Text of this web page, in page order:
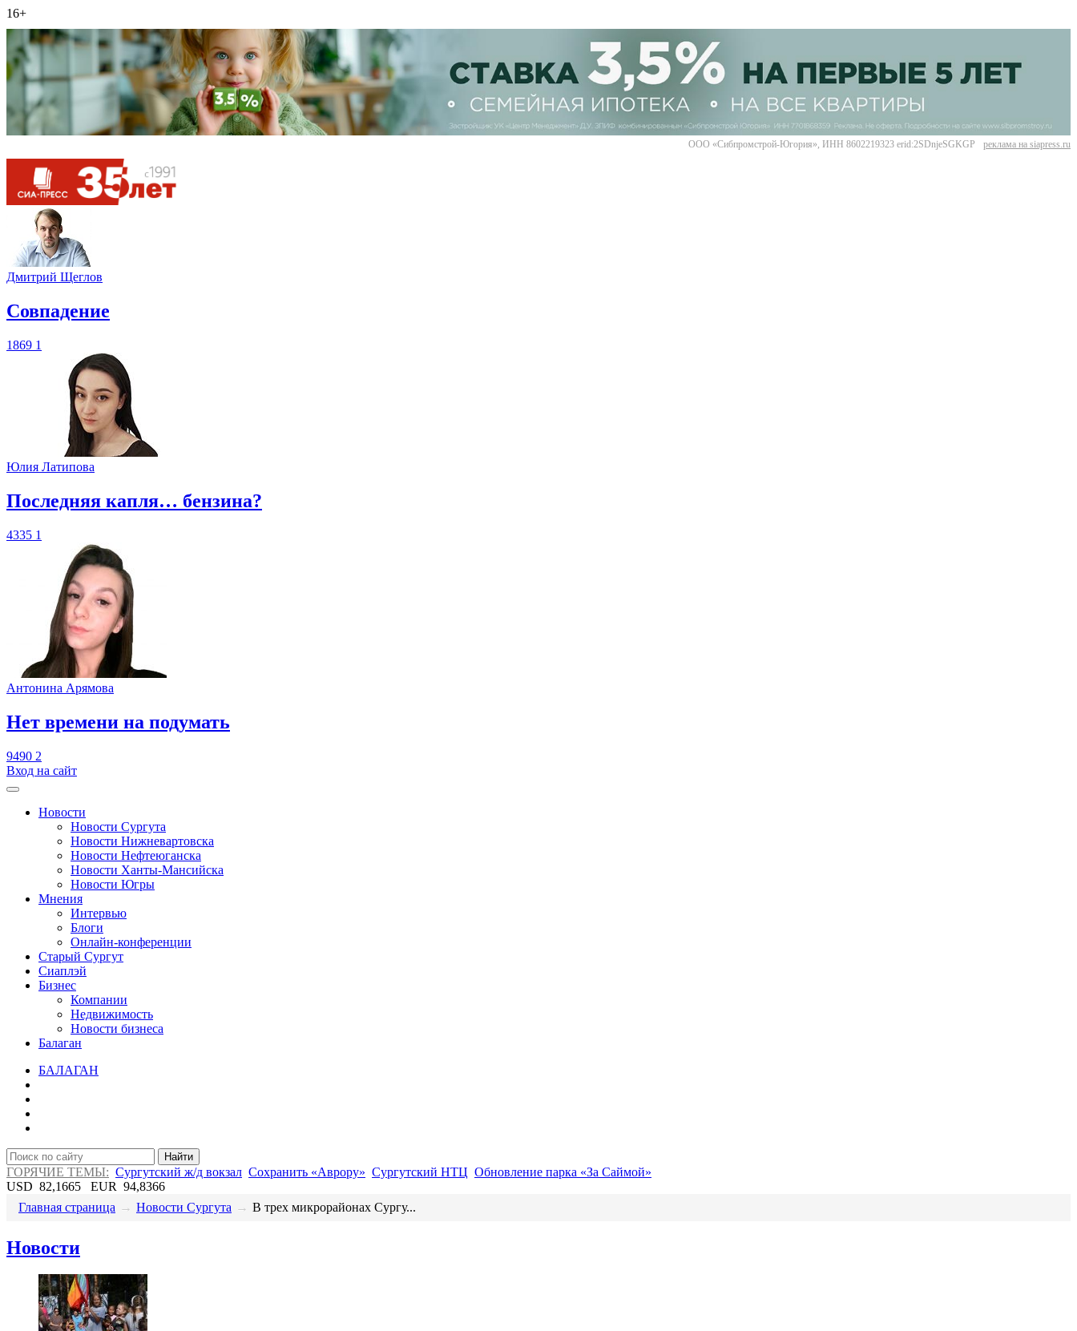
16+
ООО «Сибпромстрой-Югория», ИНН 8602219323 erid:2SDnjeSGKGP реклама на siapress.ru
Дмитрий Щеглов
​Совпадение
1869 1
Юлия Латипова
​Последняя капля… бензина?
4335 1
Антонина Арямова
​Нет времени на подумать
9490 2
Вход на сайт
Новости
Новости Сургута
Новости Нижневартовска
Новости Нефтеюганска
Новости Ханты-Мансийска
Новости Югры
Мнения
Интервью
Блоги
Онлайн-конференции
Старый Сургут
Сиаплэй
Бизнес
Компании
Недвижимость
Новости бизнеса
Балаган
БАЛАГАН
Найти
ГОРЯЧИЕ ТЕМЫ: Сургутский ж/д вокзал Сохранить «Аврору» Сургутский НТЦ Обновление парка «За Саймой»
USD 82,1665 EUR 94,8366
Главная страница → Новости Сургута → ​В трех микрорайонах Сургу...
Новости